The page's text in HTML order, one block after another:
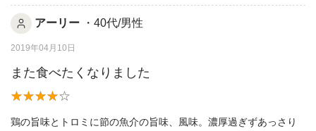
アーリー ・40代/男性
2019年04月10日
また食べたくなりました
鶏の旨味とトロミに節の魚介の旨味、風味。濃厚過ぎずあっさり